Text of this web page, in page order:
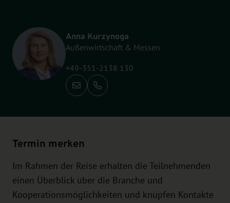
Anna Kurzynoga
Außenwirtschaft & Messen
+49-351-2138 130
Anrufen: +49-351-2138 130
Termin merken
Im Rahmen der Reise erhalten die Teilnehmenden
einen Überblick über die Branche und
Kooperationsmöglichkeiten und knüpfen Kontakte